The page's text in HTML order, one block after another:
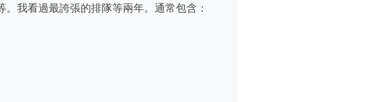
我看過最誇張的排隊等兩年。通常包含：